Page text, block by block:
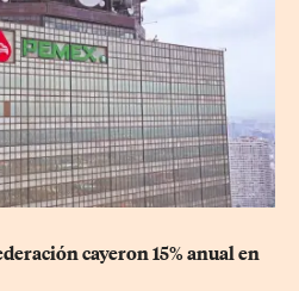
cayeron 15% anual en